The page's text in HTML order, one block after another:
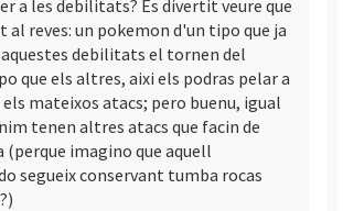
a les debilitats? Es divertit veure que
al reves: un pokemon d'un tipo que ja
debilitats el tornen del
que els altres, aixi els podras pelar a
mateixos atacs; pero buenu, igual
tenen altres atacs que facin de
(perque imagino que aquell
segueix conservant tumba rocas